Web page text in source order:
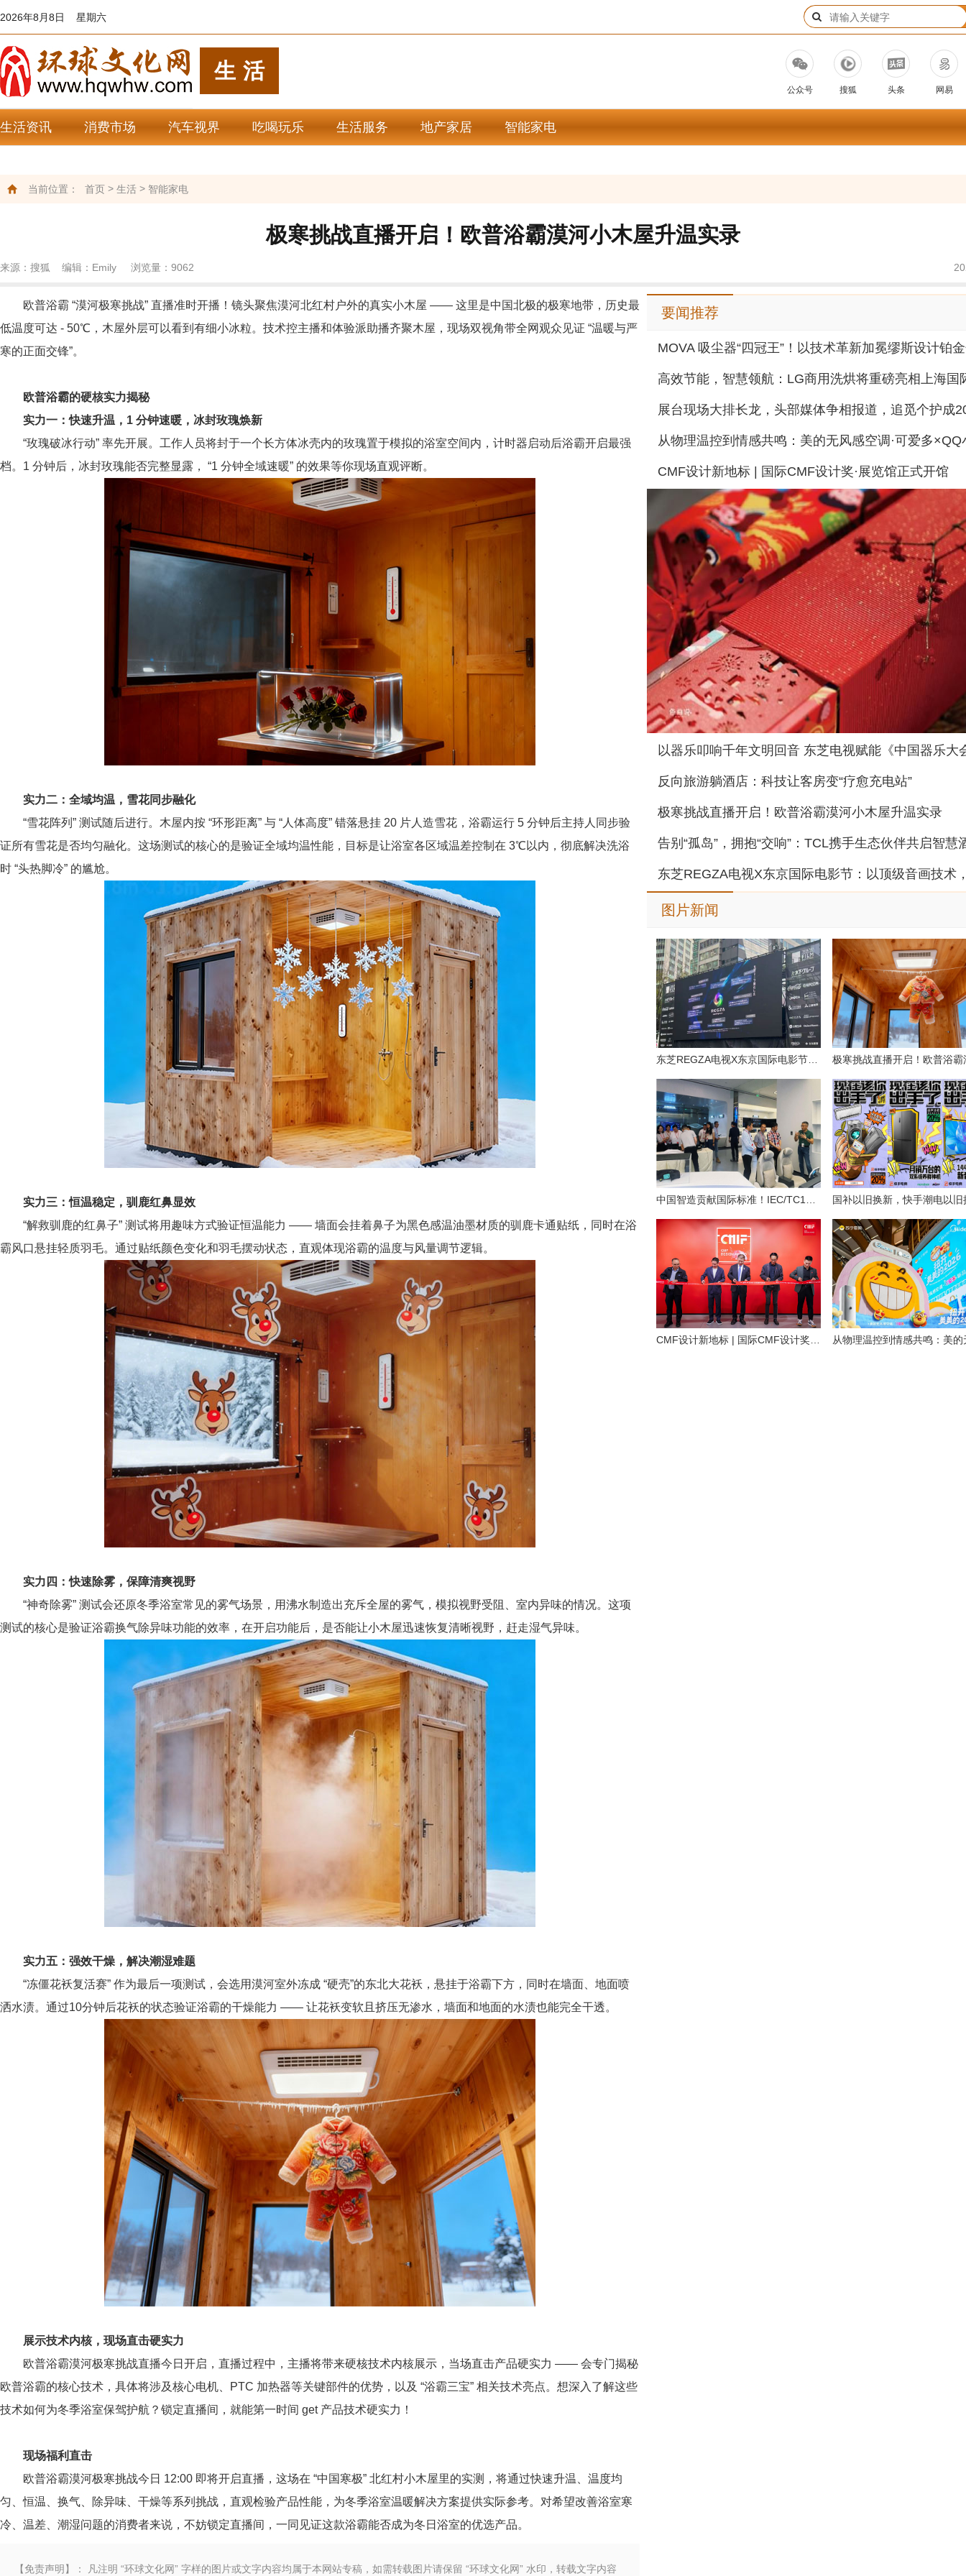
2026年8月8日 星期六
生活
公众号 搜狐 头条 网易
生活资讯 消费市场 汽车视界 吃喝玩乐 生活服务 地产家居 智能家电
当前位置： 首页 > 生活 > 智能家电
极寒挑战直播开启！欧普浴霸漠河小木屋升温实录
来源：搜狐 编辑：Emily 浏览量： 9062
欧普浴霸 “漠河极寒挑战” 直播准时开播！镜头聚焦漠河北红村户外的真实小木屋 —— 这里是中国北极的极寒地带，历史最
低温度可达 - 50℃，木屋外层可以看到有细小冰粒。技术控主播和体验派助播齐聚木屋，现场双视角带全网观众见证 “温暖与严
寒的正面交锋”。
欧普浴霸的硬核实力揭秘
实力一：快速升温， 1 分钟速暖，冰封玫瑰焕新
“玫瑰破冰行动” 率先开展。工作人员将封于一个长方体冰壳内的玫瑰置于模拟的浴室空间内，计时器启动后浴霸开启最强
档。1 分钟后，冰封玫瑰能否完整显露， “1 分钟全域速暖” 的效果等你现场直观评断。
实力二：全域均温，雪花同步融化
“雪花阵列” 测试随后进行。木屋内按 “环形距离” 与 “人体高度” 错落悬挂 20 片人造雪花，浴霸运行 5 分钟后主持人同步验
证所有雪花是否均匀融化。这场测试的核心的是验证全域均温性能，目标是让浴室各区域温差控制在 3℃以内，彻底解决洗浴
时 “头热脚冷” 的尴尬。
实力三：恒温稳定，驯鹿红鼻显效
“解救驯鹿的红鼻子” 测试将用趣味方式验证恒温能力 —— 墙面会挂着鼻子为黑色感温油墨材质的驯鹿卡通贴纸，同时在浴
霸风口悬挂轻质羽毛。通过贴纸颜色变化和羽毛摆动状态，直观体现浴霸的温度与风量调节逻辑。
实力四：快速除雾，保障清爽视野
“神奇除雾” 测试会还原冬季浴室常见的雾气场景，用沸水制造出充斥全屋的雾气，模拟视野受阻、室内异味的情况。这项
测试的核心是验证浴霸换气除异味功能的效率，在开启功能后，是否能让小木屋迅速恢复清晰视野，赶走湿气异味。
实力五：强效干燥，解决潮湿难题
“冻僵花袄复活赛” 作为最后一项测试，会选用漠河室外冻成 “硬壳”的东北大花袄，悬挂于浴霸下方，同时在墙面、地面喷
洒水渍。通过10分钟后花袄的状态验证浴霸的干燥能力 —— 让花袄变软且挤压无渗水，墙面和地面的水渍也能完全干透。
展示技术内核， 现场直击硬实力
欧普浴霸漠河极寒挑战直播今日开启，直播过程中，主播将带来硬核技术内核展示，当场直击产品硬实力 —— 会专门揭秘
欧普浴霸的核心技术，具体将涉及核心电机、PTC 加热器等关键部件的优势，以及 “浴霸三宝” 相关技术亮点。想深入了解这些
技术如何为冬季浴室保驾护航？锁定直播间，就能第一时间 get 产品技术硬实力！
现场福利直击
欧普浴霸漠河极寒挑战今日 12:00 即将开启直播，这场在 “中国寒极” 北红村小木屋里的实测，将通过快速升温、温度均
匀、恒温、换气、除异味、干燥等系列挑战，直观检验产品性能，为冬季浴室温暖解决方案提供实际参考。对希望改善浴室寒
冷、温差、潮湿问题的消费者来说，不妨锁定直播间，一同见证这款浴霸能否成为冬日浴室的优选产品。
【免责声明】： 凡注明 “环球文化网” 字样的图片或文字内容均属于本网站专稿，如需转载图片请保留 “环球文化网” 水印，转载文字内容
要闻推荐
MOVA 吸尘器“四冠王”！以技术革新加冕缪斯设计铂
CMF设计新地标 | 国际CMF设计奖·展览馆正式开馆
反向旅游躺酒店：科技让客房变“疗愈充电站”
极寒挑战直播开启！欧普浴霸漠河小木屋升温实录
图片新闻